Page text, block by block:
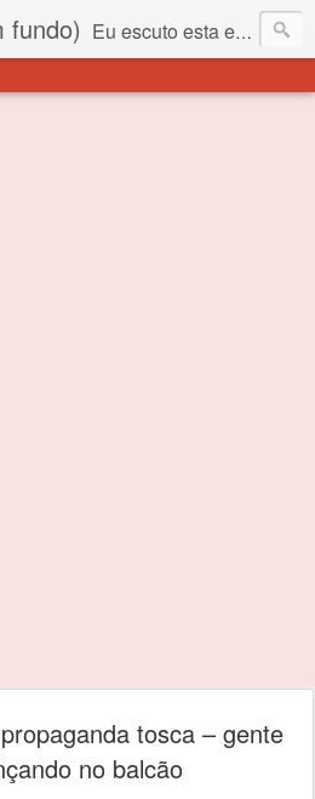
fundo) Eu escuto esta expressão "saco de filó" desde criança. Para quem não sabe, filó é um tecido todo furadinho e permite que um saco feito com ele, mesmo que muito exposto ao ar soprado para dentro, nunca vai se encher. Aí está o propósito deste nome... Para viver em sociedade tem que ter saco de filó.
tosca – gente
no balcão